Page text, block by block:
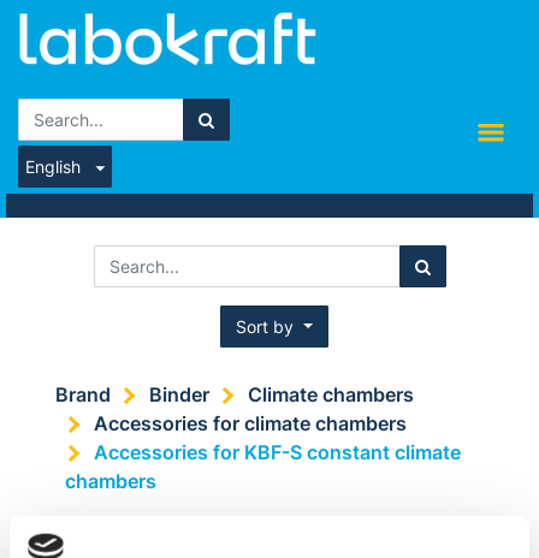
English
Sort by
Brand Binder
Climate chambers
Accessories for climate chambers
Accessories for KBF-S constant climate
chambers